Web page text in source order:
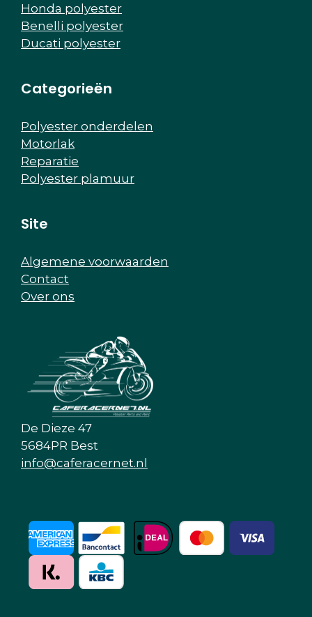
Honda polyester
Benelli polyester
Ducati polyester
Categorieën
Polyester onderdelen
Motorlak
Reparatie
Polyester plamuur
Site
Algemene voorwaarden
Contact
Over ons
De Dieze 47
5684PR Best
info@caferacernet.nl